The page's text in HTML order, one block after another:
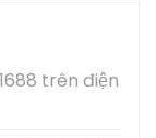
trên điện